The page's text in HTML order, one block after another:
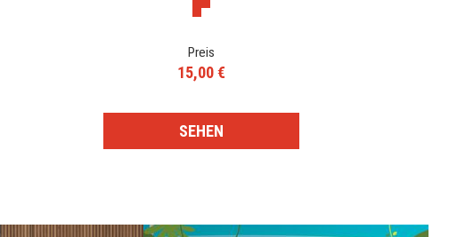
Preis
15,00 €
SEHEN